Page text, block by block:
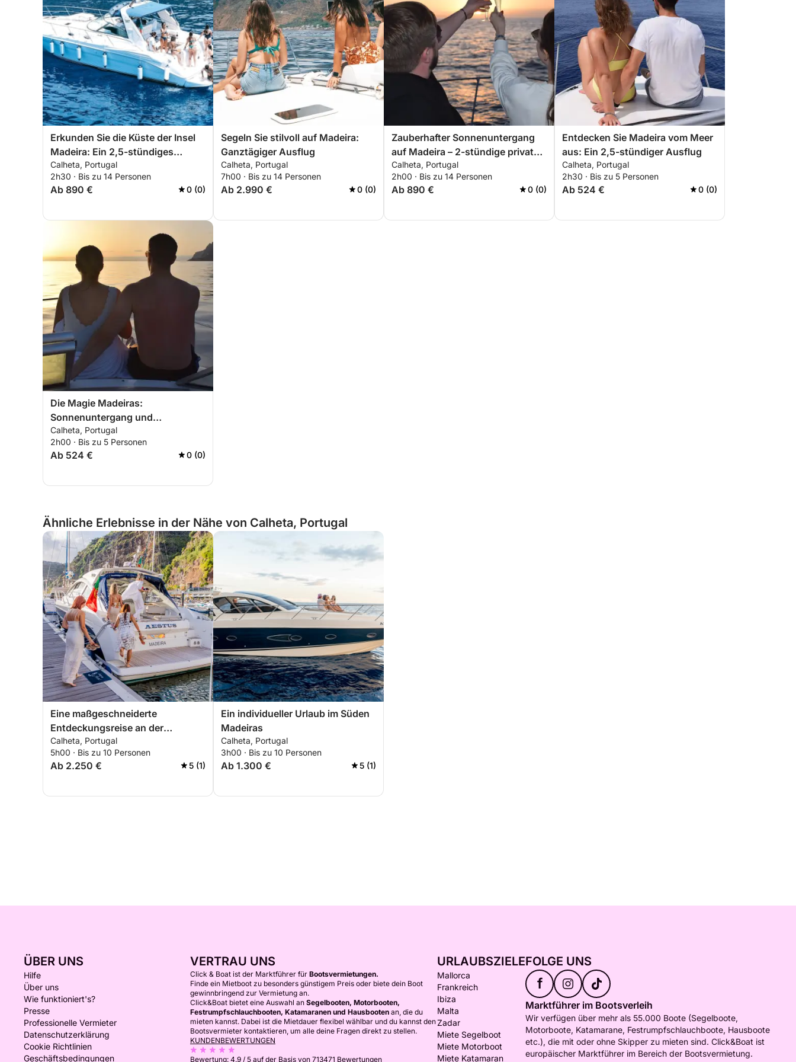
Erkunden Sie die Küste der Insel
Madeira: Ein 2,5-stündiges
Abenteuer
Calheta, Portugal
2h30 · Bis zu 14 Personen
Ab 890 € 0 (0)
Segeln Sie stilvoll auf Madeira:
Ganztägiger Ausflug
Calheta, Portugal
7h00 · Bis zu 14 Personen
Ab 2.990 € 0 (0)
Zauberhafter Sonnenuntergang
auf Madeira – 2-stündige private
Kreuzfahrt
Calheta, Portugal
2h00 · Bis zu 14 Personen
Ab 890 € 0 (0)
Entdecken Sie Madeira vom Meer
aus: Ein 2,5-stündiger Ausflug
Calheta, Portugal
2h30 · Bis zu 5 Personen
Ab 524 € 0 (0)
Die Magie Madeiras:
Sonnenuntergang und
Strandurlaub (2 Std.)
Calheta, Portugal
2h00 · Bis zu 5 Personen
Ab 524 € 0 (0)
Ähnliche Erlebnisse in der Nähe von Calheta, Portugal
Eine maßgeschneiderte
Entdeckungsreise an der
Südküste
Calheta, Portugal
5h00 · Bis zu 10 Personen
Ab 2.250 € 5 (1)
Ein individueller Urlaub im Süden
Madeiras
Calheta, Portugal
3h00 · Bis zu 10 Personen
Ab 1.300 € 5 (1)
ÜBER UNS
Hilfe
Über uns
Wie funktioniert's?
Presse
Professionelle Vermieter
Datenschutzerklärung
Cookie Richtlinien
Geschäftsbedingungen
VERTRAU UNS
Click & Boat ist der Marktführer für Bootsvermietungen.
Finde ein Mietboot zu besonders günstigem Preis oder biete dein Boot
gewinnbringend zur Vermietung an.
Click&Boat bietet eine Auswahl an Segelbooten, Motorbooten,
Festrumpfschlauchbooten, Katamaranen und Hausbooten an, die du
mieten kannst. Dabei ist die Mietdauer flexibel wählbar und du kannst den
Bootsvermieter kontaktieren, um alle deine Fragen direkt zu stellen.
KUNDENBEWERTUNGEN
Bewertung: 4.9 / 5 auf der Basis von 713471 Bewertungen
URLAUBSZIELE
Mallorca
Frankreich
Ibiza
Malta
Zadar
Miete Segelboot
Miete Motorboot
Miete Katamaran
FOLGE UNS
f
Marktführer im Bootsverleih
Wir verfügen über mehr als 55.000 Boote (Segelboote,
Motorboote, Katamarane, Festrumpfschlauchboote, Hausboote
etc.), die mit oder ohne Skipper zu mieten sind. Click&Boat ist
europäischer Marktführer im Bereich der Bootsvermietung.